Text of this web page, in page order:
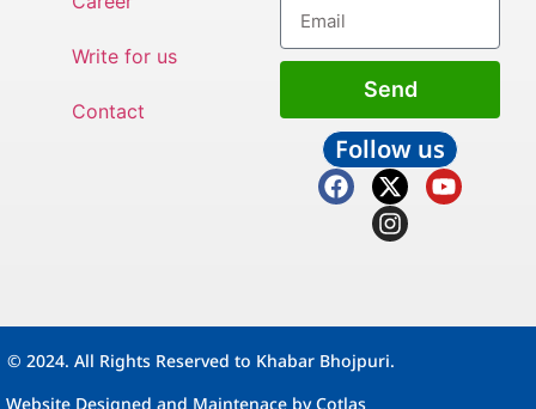
Write for us
Contact
Send
Follow us
© 2024. All Rights Reserved to Khabar Bhojpuri.
Website Designed and Maintenace byCotlas